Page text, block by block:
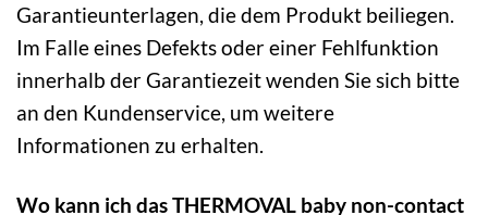
Garantieunterlagen, die dem Produkt beiliegen.
Im Falle eines Defekts oder einer Fehlfunktion
innerhalb der Garantiezeit wenden Sie sich bitte
an den Kundenservice, um weitere
Informationen zu erhalten.
Wo kann ich das THERMOVAL baby non-contact